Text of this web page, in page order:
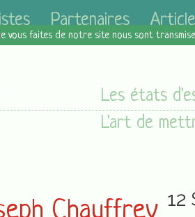
faites de notre site nous sont
Partenaires
12